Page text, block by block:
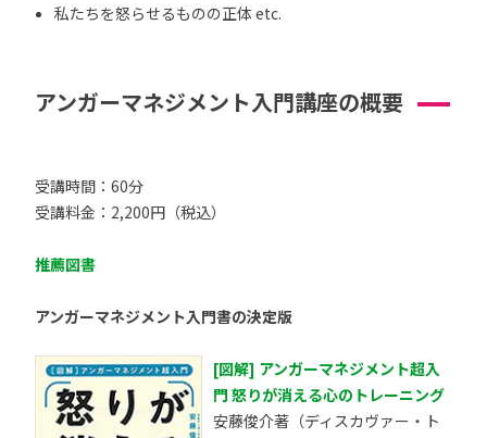
私たちを怒らせるものの正体 etc.
アンガーマネジメント入門講座の概要
受講時間：60分
受講料金：2,200円（税込）
推薦図書
アンガーマネジメント入門書の決定版
[図解] アンガーマネジメント超入
門 怒りが消える心のトレーニング
安藤俊介著（ディスカヴァー・ト